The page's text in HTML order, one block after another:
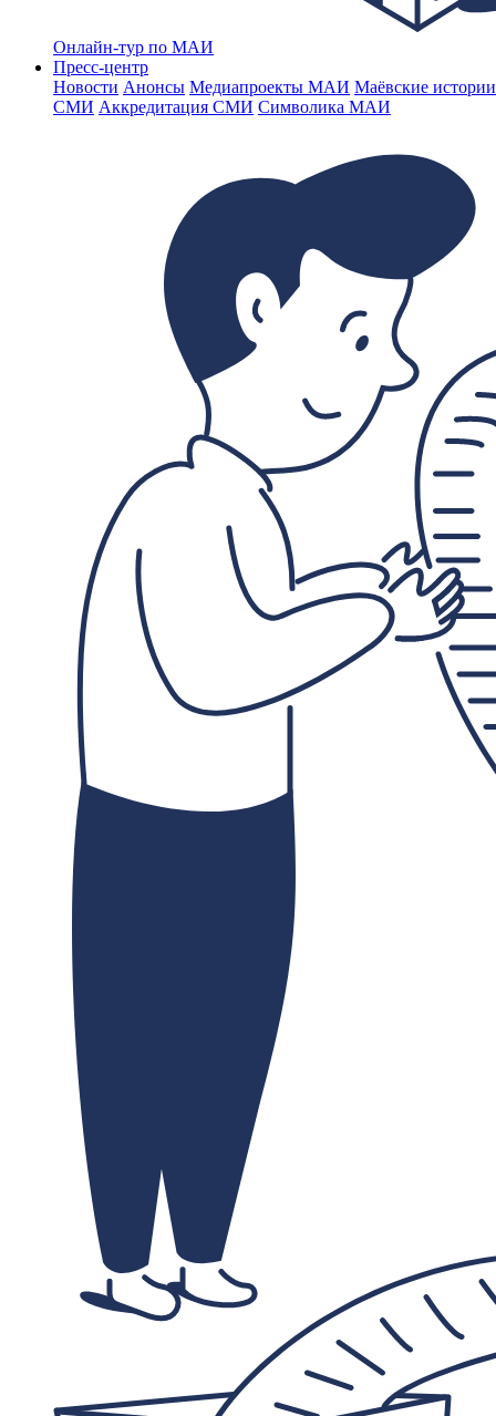
Онлайн-тур по МАИ
Пресс-центр
Новости Анонсы Медиапроекты МАИ Маёвские
СМИ Аккредитация СМИ Символика МАИ